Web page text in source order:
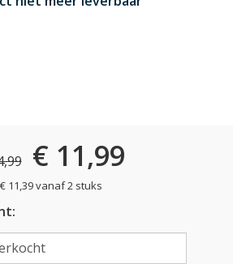
€ 11,99
€ 11,39 vanaf 2 stuks